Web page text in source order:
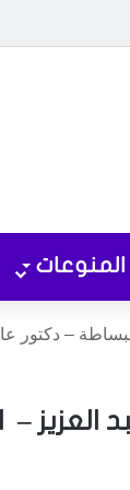
المنوعات
– دكتور
العزيز